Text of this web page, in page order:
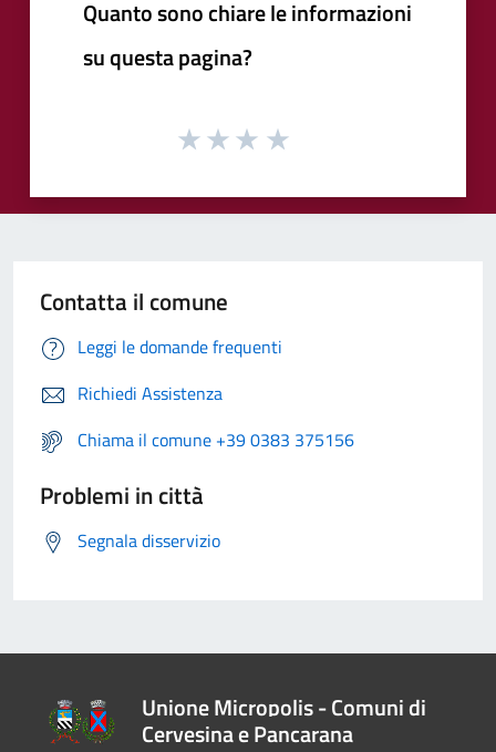
Quanto sono chiare le informazioni
su questa pagina?
Contatta il comune
Leggi le domande frequenti
Richiedi Assistenza
Chiama il comune +39 0383 375156
Problemi in città
Segnala disservizio
Unione Micropolis - Comuni di
Cervesina e Pancarana